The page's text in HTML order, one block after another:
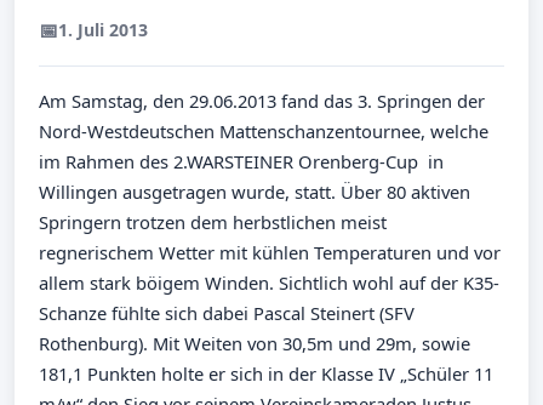
📅1. Juli 2013
Am Samstag, den 29.06.2013 fand das 3. Springen der
Nord-Westdeutschen Mattenschanzentournee, welche
im Rahmen des 2.WARSTEINER Orenberg-Cup in
Willingen ausgetragen wurde, statt. Über 80 aktiven
Springern trotzen dem herbstlichen meist
regnerischem Wetter mit kühlen Temperaturen und vor
allem stark böigem Winden. Sichtlich wohl auf der K35-
Schanze fühlte sich dabei Pascal Steinert (SFV
Rothenburg). Mit Weiten von 30,5m und 29m, sowie
181,1 Punkten holte er sich in der Klasse IV „Schüler 11